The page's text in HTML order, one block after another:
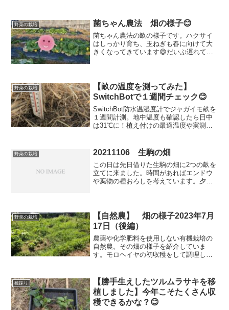
野菜の栽培 菌ちゃん農法 畑の様子😊
菌ちゃん農法の畝の様子です。ハクサイ
はしっかり育ち、玉ねぎも春に向けて大
きくなってきています😄だいぶ遅れて定
かを確認してみました。
野菜の栽培
【畝の温度を測ってみた】
SwitchBotで１週間チェック😊
SwitchBot防水温湿度計でジャガイモ畝を
１週間計測。地中温度も確認したら日中
は31℃に！植え付けの最適温度や実測デ
野菜の栽培 20211106 生駒の畑
この日は先日借りた生駒の畑に2つの畝を
立てに来ました。時間があればエンドウ
や葉物の種おろしを考えています。夕方
開始です。帰る時間...
野菜の栽培
【自然農】 畑の様子2023年7月
17日（後編）
農薬や化学肥料を使用しない有機栽培の
自然農。その畑の様子を紹介していま
す。モロヘイヤの初収穫をして調理して
れるのでネバネバレシピが楽しみです！
種採り
【勝手生えしたツルムラサキを移
植しました】今年こそたくさん収
穫できるかな？😊